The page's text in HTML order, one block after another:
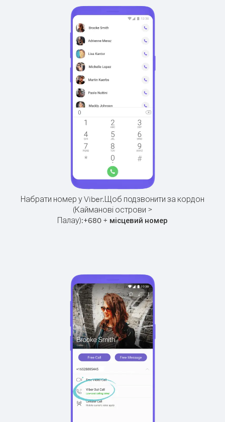
Набрати номер у Viber.Щоб подзвонити за кордон
(Кайманові острови >
Палау):+680 + місцевий номер